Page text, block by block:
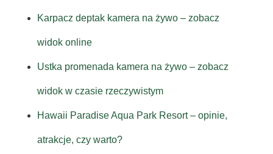
Karpacz deptak kamera na żywo – zobacz
widok online
Ustka promenada kamera na żywo – zobacz
widok w czasie rzeczywistym
Hawaii Paradise Aqua Park Resort – opinie,
atrakcje, czy warto?